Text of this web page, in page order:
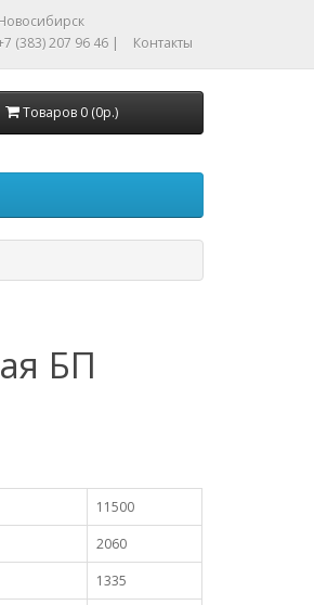
(383) 207 96 46 |
Контакты
Товаров 0 (0р.)
БП
11500
2060
1335